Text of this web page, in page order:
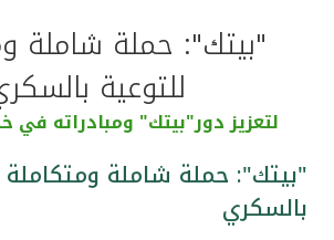
أدوات وخدمات
خدمات ما بعد البيع
"بيتك": حملة شاملة
للتوعية
لتعزيز دور"بيتك" ومبادراته في
"بيتك": حملة شاملة ومتكاملة
بالسكري